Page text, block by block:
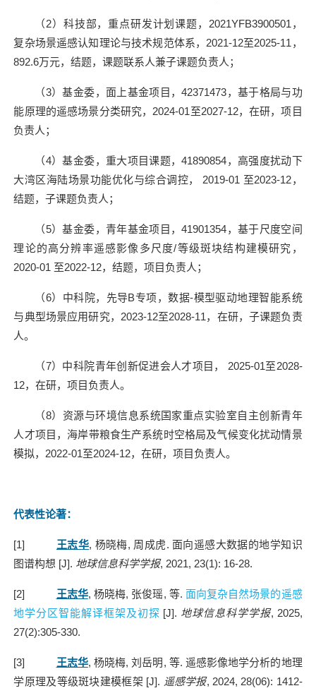
（2）科技部，重点研发计划课题， 2021YFB3900501 ，
复杂场景遥感认知理论与技术规范体系， 2021-12至2025-11 ，
892.6万元，结题，课题联系人兼子课题负责人；
（3）基金委，面上基金项目，42371473，基于格局与功
能原理的遥感场景分类研究， 2024-01至2027-12，在研，项目
负责人；
（4）基金委，重大项目课题，41890854，高强度扰动下
大湾区海陆场景功能优化与综合调控，
2019-01 至2023-12，
结题，子课题负责人；
（5）基金委，青年基金项目，41901354，基于尺度空间
理论的高分辨率遥感影像多尺度/等级斑块结构建模研究，
2020-01 至2022-12，结题，项目负责人；
（6）中科院，先导B专项，数据-模型驱动地理智能系统
与典型场景应用研究， 2023-12至2028-11，在研，子课题负责
人。
（7）中科院青年创新促进会人才项目， 2025-01至2028-
12，在研，项目负责人。
（8）资源与环境信息系统国家重点实验室自主创新青年
人才项目，海岸带粮食生产系统时空格局及气候变化扰动情景
模拟， 2022-01至2024-12，在研，项目负责人。
代表性论著：
[1] 王志华, 杨晓梅, 周成虎. 面向遥感大数据的地学知识
图谱构想 [J]. 地球信息科学学报, 2021, 23(1): 16-28.
[2] 王志华, 杨晓梅, 张俊瑶, 等. 面向复杂自然场景的遥感
地学分区智能解译框架及初探 [J]. 地球信息科学学报, 2025,
27(2):305-330.
[3] 王志华, 杨晓梅,刘岳明 , 等. 遥感影像地学分析的地理
学原理及等级斑块建模框架 [J]. 遥感学报, 2024, 28(06): 1412-